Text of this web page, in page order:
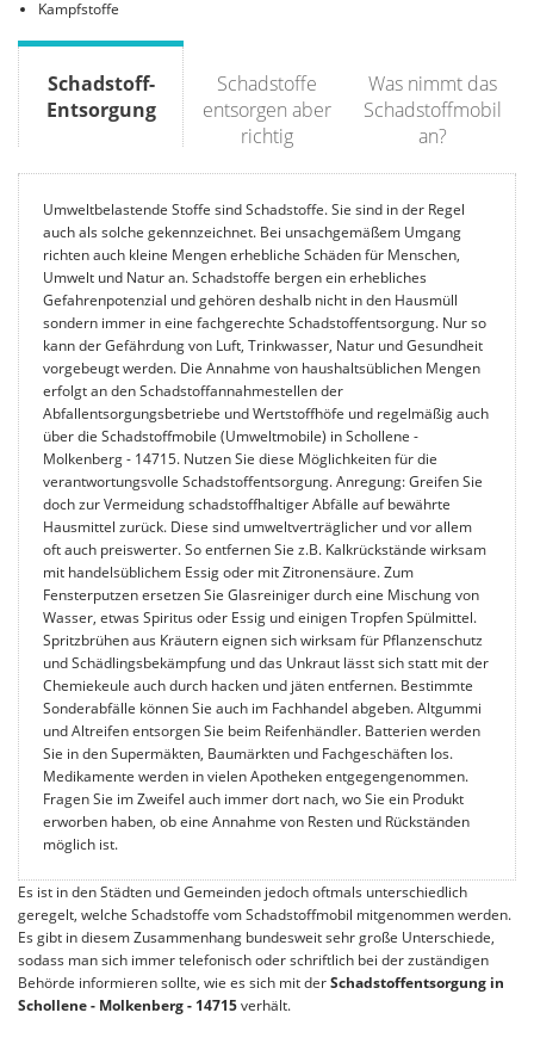
Kampfstoffe
Schadstoff-
Entsorgung
Schadstoffe
entsorgen aber
richtig
Was nimmt das
Schadstoffmobil
an?
Umweltbelastende Stoffe sind Schadstoffe. Sie sind in der Regel
auch als solche gekennzeichnet. Bei unsachgemäßem Umgang
richten auch kleine Mengen erhebliche Schäden für Menschen,
Umwelt und Natur an. Schadstoffe bergen ein erhebliches
Gefahrenpotenzial und gehören deshalb nicht in den Hausmüll
sondern immer in eine fachgerechte Schadstoffentsorgung. Nur so
kann der Gefährdung von Luft, Trinkwasser, Natur und Gesundheit
vorgebeugt werden. Die Annahme von haushaltsüblichen Mengen
erfolgt an den Schadstoffannahmestellen der
Abfallentsorgungsbetriebe und Wertstoffhöfe und regelmäßig auch
über die Schadstoffmobile (Umweltmobile) in Schollene -
Molkenberg - 14715. Nutzen Sie diese Möglichkeiten für die
verantwortungsvolle Schadstoffentsorgung. Anregung: Greifen Sie
doch zur Vermeidung schadstoffhaltiger Abfälle auf bewährte
Hausmittel zurück. Diese sind umweltverträglicher und vor allem
oft auch preiswerter. So entfernen Sie z.B. Kalkrückstände wirksam
mit handelsüblichem Essig oder mit Zitronensäure. Zum
Fensterputzen ersetzen Sie Glasreiniger durch eine Mischung von
Wasser, etwas Spiritus oder Essig und einigen Tropfen Spülmittel.
Spritzbrühen aus Kräutern eignen sich wirksam für Pflanzenschutz
und Schädlingsbekämpfung und das Unkraut lässt sich statt mit der
Chemiekeule auch durch hacken und jäten entfernen. Bestimmte
Sonderabfälle können Sie auch im Fachhandel abgeben. Altgummi
und Altreifen entsorgen Sie beim Reifenhändler. Batterien werden
Sie in den Supermäkten, Baumärkten und Fachgeschäften los.
Medikamente werden in vielen Apotheken entgegengenommen.
Fragen Sie im Zweifel auch immer dort nach, wo Sie ein Produkt
erworben haben, ob eine Annahme von Resten und Rückständen
möglich ist.
Es ist in den Städten und Gemeinden jedoch oftmals unterschiedlich
geregelt, welche Schadstoffe vom Schadstoffmobil mitgenommen werden.
Es gibt in diesem Zusammenhang bundesweit sehr große Unterschiede,
sodass man sich immer telefonisch oder schriftlich bei der zuständigen
Behörde informieren sollte, wie es sich mit derSchadstoffentsorgung in
Schollene - Molkenberg - 14715verhält.